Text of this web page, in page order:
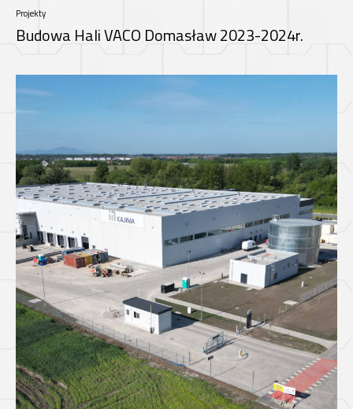
Projekty
Budowa Hali VACO Domasław 2023-2024r.